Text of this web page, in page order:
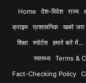
Home
देश-विदेश राज्य
क्राइम
प्रशासनिक खबरे
शिक्षा
स्पोर्टस हमारे बारे में…
स्वास्थ्य
Terms &
Fact-Checking Policy